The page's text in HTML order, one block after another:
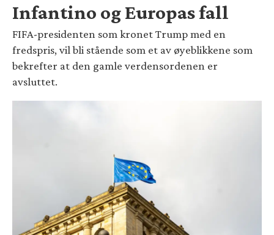
Infantino og Europas fall
FIFA-presidenten som kronet Trump med en
fredspris, vil bli stående som et av øyeblikkene som
bekrefter at den gamle verdensordenen er
avsluttet.